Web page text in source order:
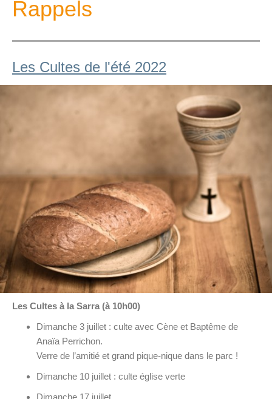
Rappels
Les Cultes de l'été 2022
Les Cultes à la Sarra (à 10h00)
Dimanche 3 juillet : culte avec Cène et Baptême de
Anaïa Perrichon.
Verre de l’amitié et grand pique-nique dans le parc !
Dimanche 10 juillet : culte église verte
Dimanche 17 juillet